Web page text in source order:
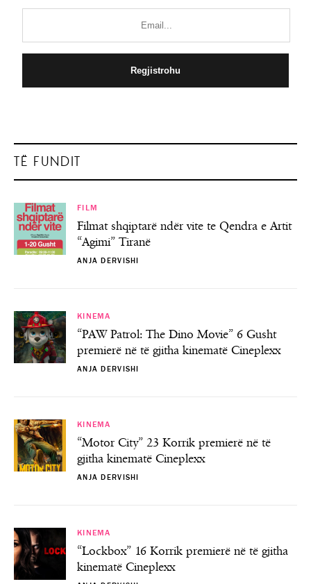
TË FUNDIT
FILM
Filmat shqiptarë ndër vite te Qendra e Artit
“Agimi” Tiranë
ANJA DERVISHI
KINEMA
“PAW Patrol: The Dino Movie” 6 Gusht
premierë në të gjitha kinematë Cineplexx
ANJA DERVISHI
KINEMA
“Motor City” 23 Korrik premierë në të
gjitha kinematë Cineplexx
ANJA DERVISHI
KINEMA
“Lockbox” 16 Korrik premierë në të gjitha
kinematë Cineplexx